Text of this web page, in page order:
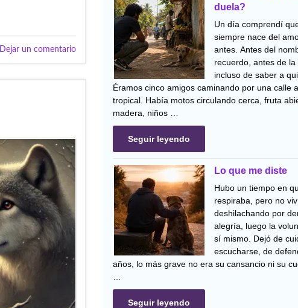
Dejar un comentario
duela?
Un día comprendí
siempre nace del
antes. Antes del
recuerdo, antes de
incluso de saber a
Éramos cinco amigos caminando por una calle
tropical. Había motos circulando cerca, fruta
madera, niños …
Seguir leyendo
Lo que me diste
Hubo un tiempo en
respiraba, pero no
deshilachando por
alegría, luego la
sí mismo. Dejó de
escucharse, de
años, lo más grave no era su cansancio ni su
Seguir leyendo